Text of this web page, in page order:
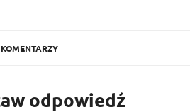
odpowiedź